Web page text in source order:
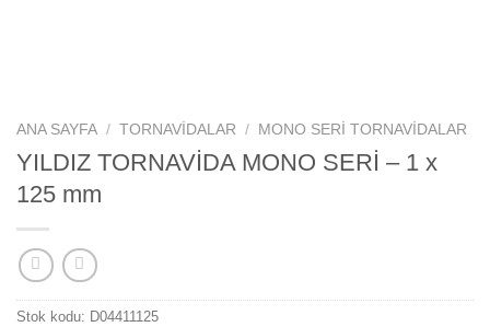
ANA SAYFA / TORNAVİDALAR / MONO SERİ TORNAVİDALAR
YILDIZ TORNAVİDA MONO SERİ – 1 x
125 mm
Stok kodu: D04411125